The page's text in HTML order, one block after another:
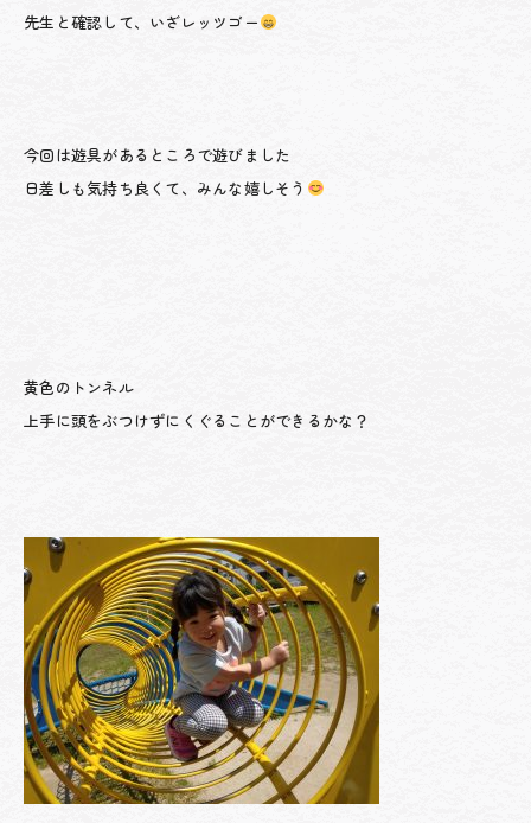
先生と確認して、いざレッツゴー
今回は遊具があるところで遊びました
日差しも気持ち良くて、みんな嬉しそう
黄色のトンネル
上手に頭をぶつけずにくぐることができるかな？